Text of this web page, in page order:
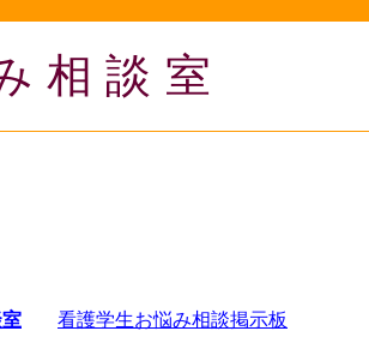
相談室
看護学生お悩み相談掲示板